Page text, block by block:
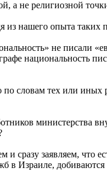
а не религиозной
нашего опыта таких
не писали
национальность
словам тех или иных
министерства
сразу заявляем, что
Израиле, добиваются